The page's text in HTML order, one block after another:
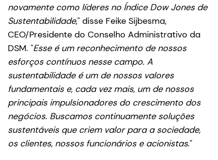
novamente como líderes no Índice Dow Jones de
Sustentabilidade," disse Feike Sijbesma,
CEO/Presidente do Conselho Administrativo da
DSM. "Esse é um reconhecimento de nossos
esforços contínuos nesse campo. A
sustentabilidade é um de nossos valores
fundamentais e, cada vez mais, um de nossos
principais impulsionadores do crescimento dos
negócios. Buscamos continuamente soluções
sustentáveis que criem valor para a sociedade,
os clientes, nossos funcionários e acionistas."